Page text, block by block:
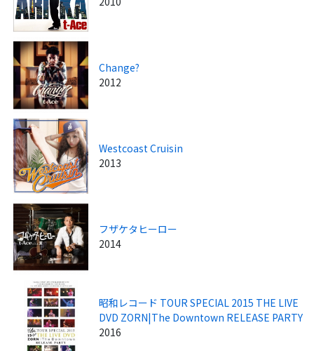
Change?
2012
Westcoast Cruisin
2013
フザケタヒーロー
2014
昭和レコード TOUR SPECIAL 2015 THE LIVE
DVD ZORN|The Downtown RELEASE PARTY
2016